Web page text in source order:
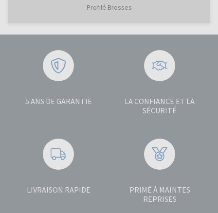
Profilé Brosses
5 ANS DE GARANTIE
LA CONFIANCE ET LA
SÉCURITÉ
LIVRAISON RAPIDE
PRIMÉ À MAINTES
REPRISES